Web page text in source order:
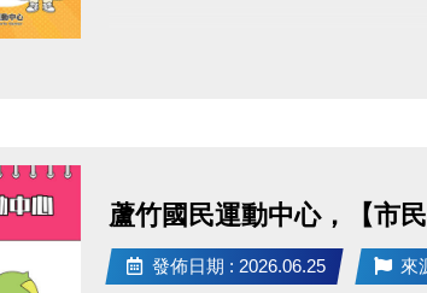
-FB : 桃園市蘆竹國民運動中心
-IG : @luzhusports
蘆竹國民運動中心，【市民
發佈日期 : 2026.06.25 來